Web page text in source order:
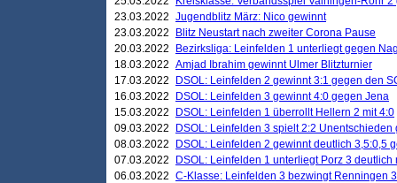
23.03.2022 Jugendblitz März: Nico gewinnt
23.03.2022
Blitz Neustart nach zweiter Corona Pause
20.03.2022
Bezirksliga: Leinfelden 1 unterliegt gegen
18.03.2022 Amjad Ibrahim gewinnt Ulmer Blitzturnier
17.03.2022
DSOL: Leinfelden 2 gewinnt 3:1 gegen den
16.03.2022
DSOL: Leinfelden 3 gewinnt 4:0 gegen Jena
15.03.2022
DSOL: Leinfelden 1 überrollt Hellern 2 mit 4:0
09.03.2022
DSOL: Leinfelden 3 spielt 2:2 Unentschieden
08.03.2022
DSOL: Leinfelden 2 gewinnt deutlich 3,5:0,5
07.03.2022
DSOL: Leinfelden 1 unterliegt Porz 3 deutlich
06.03.2022 C-Klasse: Leinfelden 3 bezwingt Renningen